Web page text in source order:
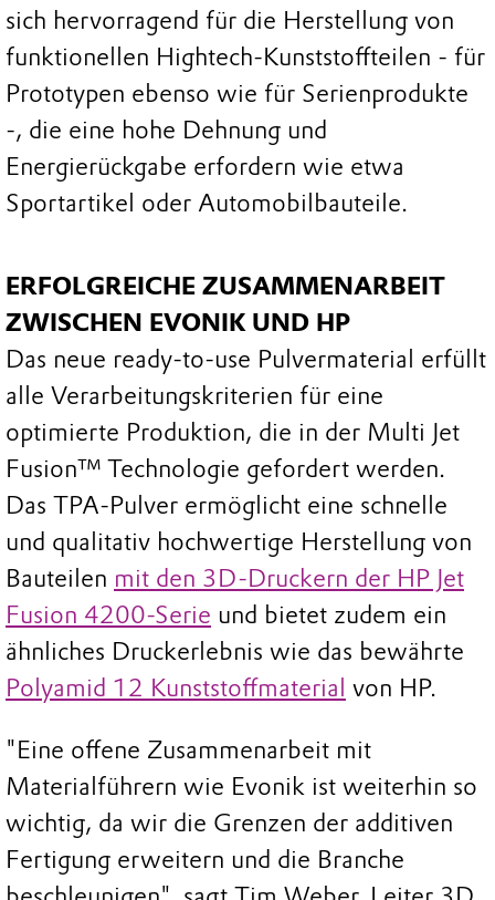
sich hervorragend für die Herstellung von
funktionellen Hightech-Kunststoffteilen - für
Prototypen ebenso wie für Serienprodukte
-, die eine hohe Dehnung und
Energierückgabe erfordern wie etwa
Sportartikel oder Automobilbauteile.
ERFOLGREICHE ZUSAMMENARBEIT
ZWISCHEN EVONIK UND HP
Das neue ready-to-use Pulvermaterial erfüllt
alle Verarbeitungskriterien für eine
optimierte Produktion, die in der Multi Jet
Fusion™ Technologie gefordert werden.
Das TPA-Pulver ermöglicht eine schnelle
und qualitativ hochwertige Herstellung von
Bauteilen mit den 3D-Druckern der HP Jet
Fusion 4200-Serie und bietet zudem ein
ähnliches Druckerlebnis wie das bewährte
Polyamid 12 Kunststoffmaterial von HP.
"Eine offene Zusammenarbeit mit
Materialführern wie Evonik ist weiterhin so
wichtig, da wir die Grenzen der additiven
Fertigung erweitern und die Branche